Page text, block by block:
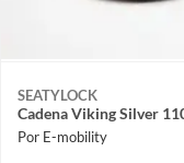
SEATYLOCK
Cadena Viking Silver
Por E-mobility